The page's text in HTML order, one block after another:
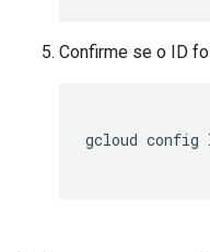
Confirme se o ID
gcloud